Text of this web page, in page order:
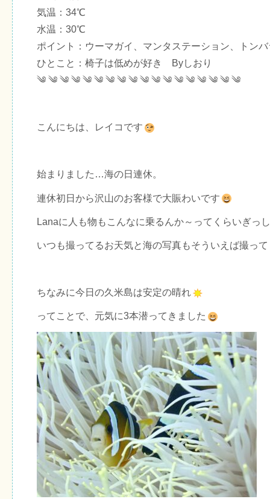
気温：34℃
水温：30℃
ポイント：ウーマガイ、マンタステーション、トン
ひとこと：椅子は低めが好き Byしおり
༄ ༄ ༄ ༄ ༄ ༄ ༄ ༄ ༄ ༄ ༄ ༄ ༄ ༄ ༄ ༄ ༄ ༄
こんにちは、レイコです
始まりました…海の日連休。
連休初日から沢山のお客様で大賑わいです
Lanaに人も物もこんなに乗るんか～ってくらいぎっ
いつも撮ってるお天気と海の写真もそういえば撮っ
ちなみに今日の久米島は安定の晴れ
ってことで、元気に3本潜ってきました